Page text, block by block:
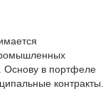
Основу в портфеле
контракты.